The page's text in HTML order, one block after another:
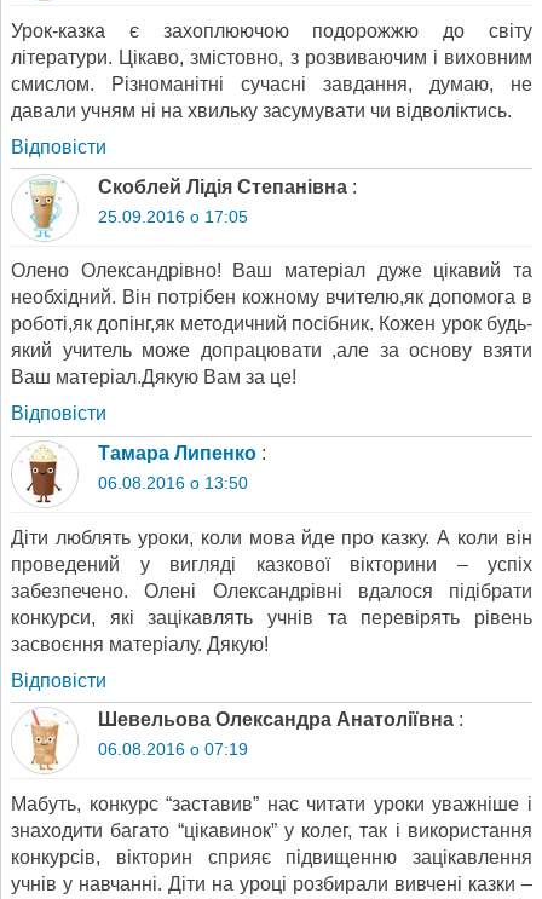
Урок-казка є захоплюючою подорожжю до світу
літератури. Цікаво, змістовно, з розвиваючим і виховним
смислом. Різноманітні сучасні завдання, думаю, не
давали учням ні на хвильку засумувати чи відволіктись.
Відповіcти
Скоблей Лідія Степанівна :
25.09.2016 о 17:05
Олено Олександрівно! Ваш матеріал дуже цікавий та
необхідний. Він потрібен кожному вчителю,як допомога в
роботі,як допінг,як методичний посібник. Кожен урок будь-
який учитель може допрацювати ,але за основу взяти
Ваш матеріал.Дякую Вам за це!
Відповіcти
Тамара Липенко :
06.08.2016 о 13:50
Діти люблять уроки, коли мова йде про казку. А коли він
проведений у вигляді казкової вікторини – успіх
забезпечено. Олені Олександрівні вдалося підібрати
конкурси, які зацікавлять учнів та перевірять рівень
засвоєння матеріалу. Дякую!
Відповіcти
Шевельова Олександра Анатоліївна :
06.08.2016 о 07:19
Мабуть, конкурс “заставив” нас читати уроки уважніше і
знаходити багато “цікавинок” у колег, так і використання
конкурсів, вікторин сприяє підвищенню зацікавлення
учнів у навчанні. Діти на уроці розбирали вивчені казки –